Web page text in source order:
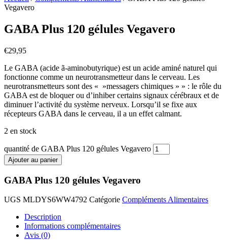
Vegavero
GABA Plus 120 gélules Vegavero
€29,95
Le GABA (acide ã-aminobutyrique) est un acide aminé naturel qui
fonctionne comme un neurotransmetteur dans le cerveau. Les
neurotransmetteurs sont des « »messagers chimiques » » : le rôle du
GABA est de bloquer ou d’inhiber certains signaux cérébraux et de
diminuer l’activité du système nerveux. Lorsqu’il se fixe aux
récepteurs GABA dans le cerveau, il a un effet calmant.
2 en stock
quantité de GABA Plus 120 gélules Vegavero
Ajouter au panier
GABA Plus 120 gélules Vegavero
UGS MLDYS6WW4792 Catégorie Compléments Alimentaires
Description
Informations complémentaires
Avis (0)